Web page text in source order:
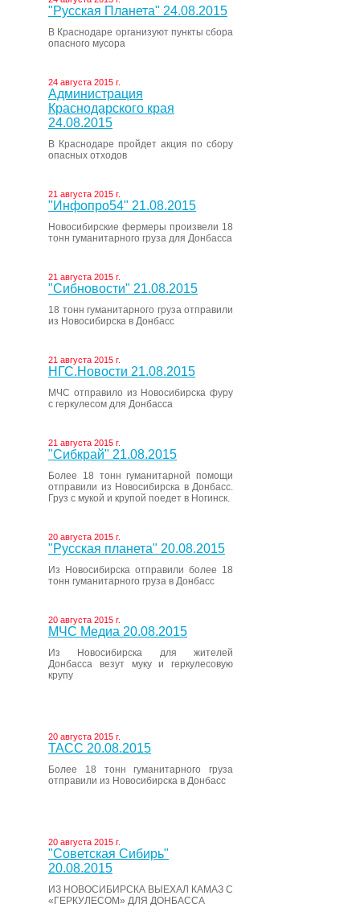
"Русская Планета" 24.08.2015
В Краснодаре организуют пункты сбора
опасного мусора
24 августа 2015 г.
Администрация
Краснодарского края
24.08.2015
В Краснодаре пройдет акция по сбору
опасных отходов
21 августа 2015 г.
"Инфопро54" 21.08.2015
Новосибирские фермеры произвели 18
тонн гуманитарного груза для Донбасса
21 августа 2015 г.
"Сибновости" 21.08.2015
18 тонн гуманитарного груза отправили
из Новосибирска в Донбасс
21 августа 2015 г.
НГС.Новости 21.08.2015
МЧС отправило из Новосибирска фуру
с геркулесом для Донбасса
21 августа 2015 г.
"Сибкрай" 21.08.2015
Более 18 тонн гуманитарной помощи
отправили из Новосибирска в Донбасс.
Груз с мукой и крупой поедет в Ногинск.
20 августа 2015 г.
"Русская планета" 20.08.2015
Из Новосибирска отправили более 18
тонн гуманитарного груза в Донбасс
20 августа 2015 г.
МЧС Медиа 20.08.2015
Из Новосибирска для жителей
Донбасса везут муку и геркулесовую
крупу
20 августа 2015 г.
ТАСС 20.08.2015
Более 18 тонн гуманитарного груза
отправили из Новосибирска в Донбасс
20 августа 2015 г.
"Советская Сибирь"
20.08.2015
ИЗ НОВОСИБИРСКА ВЫЕХАЛ КАМАЗ С
«ГЕРКУЛЕСОМ» ДЛЯ ДОНБАССА